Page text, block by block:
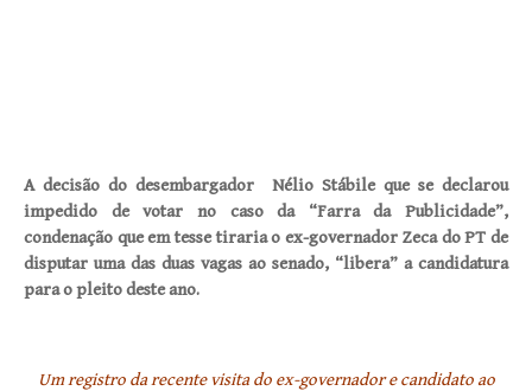
A decisão do desembargador Nélio Stábile que se declarou
impedido de votar no caso da “Farra da Publicidade”,
condenação que em tesse tiraria o ex-governador Zeca do PT de
disputar uma das duas vagas ao senado, “libera” a candidatura
para o pleito deste ano.
Um registro da recente visita do ex-governador e candidato ao